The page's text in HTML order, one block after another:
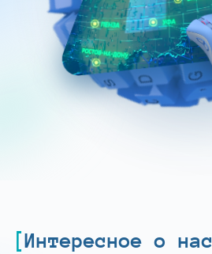
Интересное о нас